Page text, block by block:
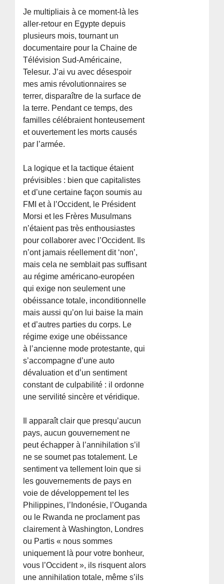
Je multipliais à ce moment-là les
aller-retour en Egypte depuis
plusieurs mois, tournant un
documentaire pour la Chaine de
Télévision Sud-Américaine,
Telesur. J’ai vu avec désespoir
mes amis révolutionnaires se
terrer, disparaître de la surface de
la terre. Pendant ce temps, des
familles célébraient honteusement
et ouvertement les morts causés
par l’armée.
La logique et la tactique étaient
prévisibles : bien que capitalistes
et d’une certaine façon soumis au
FMI et à l’Occident, le Président
Morsi et les Frères Musulmans
n’étaient pas très enthousiastes
pour collaborer avec l’Occident. Ils
n’ont jamais réellement dit ‘non’,
mais cela ne semblait pas suffisant
au régime américano-européen
qui exige non seulement une
obéissance totale, inconditionnelle
mais aussi qu’on lui baise la main
et d’autres parties du corps. Le
régime exige une obéissance
à l’ancienne mode protestante, qui
s’accompagne d’une auto
dévaluation et d’un sentiment
constant de culpabilité : il ordonne
une servilité sincère et véridique.
Il apparaît clair que presqu’aucun
pays, aucun gouvernement ne
peut échapper à l’annihilation s’il
ne se soumet pas totalement. Le
sentiment va tellement loin que si
les gouvernements de pays en
voie de développement tel les
Philippines, l’Indonésie, l’Ouganda
ou le Rwanda ne proclament pas
clairement à Washington, Londres
ou Partis « nous sommes
uniquement là pour votre bonheur,
vous l’Occident », ils risquent alors
une annihilation totale, même s’ils